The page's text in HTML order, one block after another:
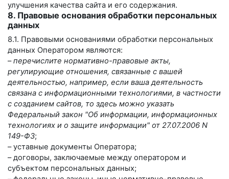
улучшения качества сайта и его содержания.
8. Правовые основания обработки персональных
данных
8.1. Правовыми основаниями обработки персональных
данных Оператором являются:
–перечислите нормативно-правовые акты,
регулирующие отношения, связанные с вашей
деятельностью, например, если ваша деятельность
связана с информационными технологиями, в частности
с созданием сайтов, то здесь можно указать
Федеральный закон "Об информации, информационных
технологиях и о защите информации" от 27.07.2006 N
149-ФЗ;
– уставные документы Оператора;
– договоры, заключаемые между оператором и
субъектом персональных данных;